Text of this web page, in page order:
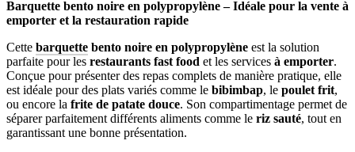
Barquette bento noire en polypropylène – Idéale pour la vente à
emporter et la restauration rapide
Cette barquette bento noire en polypropylène est la solution
parfaite pour les restaurants fast food et les services à emporter.
Conçue pour présenter des repas complets de manière pratique, elle
est idéale pour des plats variés comme le bibimbap, le poulet frit,
ou encore la frite de patate douce. Son compartimentage permet de
séparer parfaitement différents aliments comme le riz sauté, tout en
garantissant une bonne présentation.